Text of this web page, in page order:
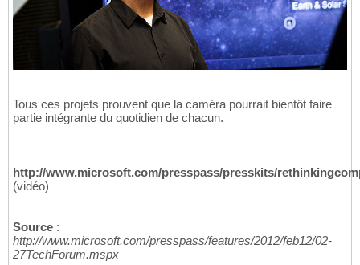
Tous ces projets prouvent que la caméra pourrait bientôt faire
partie intégrante du quotidien de chacun.
http://www.microsoft.com/presspass/presskits/
(vidéo)
Source :
http://www.microsoft.com/presspass/features/2012/feb12/02-
27TechForum.mspx